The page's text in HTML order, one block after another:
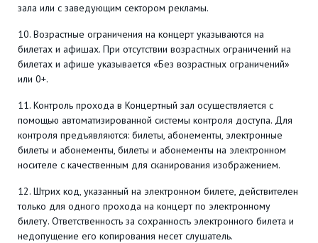
зала или с заведующим сектором рекламы.
10. Возрастные ограничения на концерт указываются на
билетах и афишах. При отсутствии возрастных ограничений на
билетах и афише указывается «Без возрастных ограничений»
или 0+.
11. Контроль прохода в Концертный зал осуществляется с
помощью автоматизированной системы контроля доступа. Для
контроля предъявляются: билеты, абонементы, электронные
билеты и абонементы, билеты и абонементы на электронном
носителе с качественным для сканирования изображением.
12. Штрих код, указанный на электронном билете, действителен
только для одного прохода на концерт по электронному
билету. Ответственность за сохранность электронного билета и
недопущение его копирования несет слушатель.